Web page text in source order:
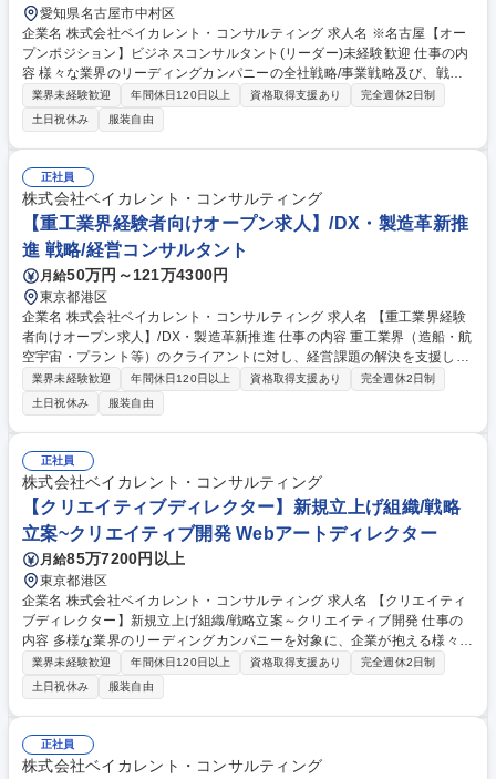
愛知県名古屋市中村区
企業名 株式会社ベイカレント・コンサルティング 求人名 ※名古屋【オー
プンポジション】ビジネスコンサルタント(リーダー)未経験歓迎 仕事の内
容 様々な業界のリーディングカンパニーの全社戦略/事業戦略及び、戦略
実現に向けたオペレーション検討/実行支援等、様々な課題解決を横断的に
ご担当頂きます。 【プロジェクト事例】★銀行：モバイルペイメントサー
ビス立上げにおける事業戦略策定 ★素材：生成AIによる製鉄会社の安全対
策効率化 ★ハイテク：中国ロボティクス市場への新規参入戦略策定/推進
★ヘルスケア：製剤データのマネジメントシステム構築 ★航空：航空会社
のデジタルマーケティングの高度化 ★小売：データアナリティクスを活用
した店舗出店戦略支援 ★官公庁：スマートシティ事業の海外展開戦略の策
定 など 募集職種 ※名古屋【オープンポジション】ビジネスコンサルタン
ト(リーダー)未経験歓迎
業界未経験歓迎 年間休日120日以上 資格取得支援あり
完全週休2日制
土日祝休み
服装自由
正社員
株式会社ベイカレント・コンサルティング
【重工業界経験者向けオープン求人】/DX・製造革新推
進 戦略/経営コンサルタント
月給50万円～121万4300円
東京都港区
企業名 株式会社ベイカレント・コンサルティング 求人名 【重工業界経験
者向けオープン求人】/DX・製造革新推進 仕事の内容 重工業界（造船・航
空宇宙・プラント等）のクライアントに対し、経営課題の解決を支援しま
す。 生産性向上、サプライチェーン最適化、GX戦略など、最重要プロジ
ェクトを推進します。 ■製造業のスマートファクトリー化、DX戦略の策定
および実行支援 ■サプライチェーン（SCM）の最適化、物流コスト削減・
効率化 ■脱炭素・GXに向けたエネルギーシフト、事業構造転換の推進 ■大
規模プロジェクトにおけるPMOおよびチェンジマネジメント ■PLM/ERP
システム導入に伴う業務プロセスの刷新・標準化 ■製造業のサービス化
（サービタイゼーション）新規事業の立案 募集職種 【重工業界経験者向
けオープン求人】/DX・製造革新推進
業界未経験歓迎 年間休日120日以上 資格取得支援あり
完全週休2日制
土日祝休み
服装自由
正社員
株式会社ベイカレント・コンサルティング
【クリエイティブディレクター】新規立上げ組織/戦略
立案~クリエイティブ開発 Webアートディレクター
月給85万7200円以上
東京都港区
企業名 株式会社ベイカレント・コンサルティング 求人名 【クリエイティ
ブディレクター】新規立上げ組織/戦略立案～クリエイティブ開発 仕事の
内容 多様な業界のリーディングカンパニーを対象に、企業が抱える様々な
経営/事業/組織課題に向き合い、クリエイティブの力で解決することを支
援して頂きます。※新規立上げ組織のため、裁量大きくチャレンジが可
能！ 【業務詳細】コンサルタントと連携し、企業の経営/事業/組織課題を
詳細に把握した上で、各課題の解決や目標達成を実現するためのクリエイ
ティブ戦略の立案、戦略実現のためのプロジェクト組成、社内外のステー
クホルダーと密に連携した上でのクリエイティブ開発等をリードして頂き
業界未経験歓迎 年間休日120日以上 資格取得支援あり
完全週休2日制
土日祝休み
服装自由
正社員
株式会社ベイカレント・コンサルティング